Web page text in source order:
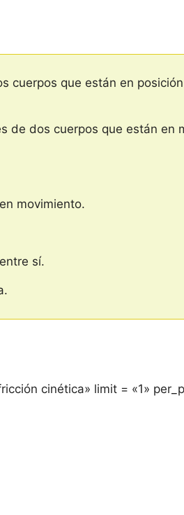
cuerpos que están en
de dos cuerpos que están en
movimiento.
sí.
cinética» limit = «1»